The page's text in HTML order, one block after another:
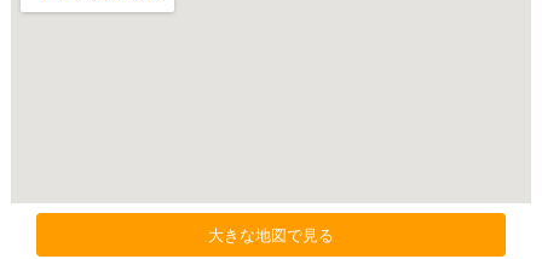
大きな地図で見る